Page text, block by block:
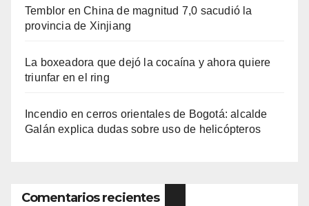
Temblor en China de magnitud 7,0 sacudió la
provincia de Xinjiang
La boxeadora que dejó la cocaína y ahora quiere
triunfar en el ring​
Incendio en cerros orientales de Bogotá: alcalde
Galán explica dudas sobre uso de helicópteros
Comentarios recientes